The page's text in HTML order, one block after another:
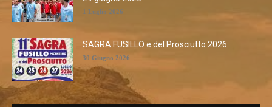
1 Luglio 2026
SAGRA FUSILLO e del Prosciutto 2026
30 Giugno 2026